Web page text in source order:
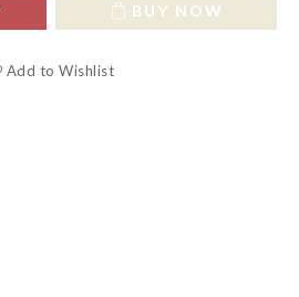
BUY NOW
Add to Wishlist